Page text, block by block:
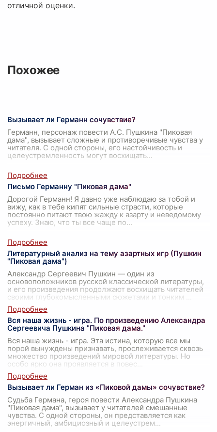
отличной оценки.
Похожее
Вызывает ли Германн сочувствие?
Германн, персонаж повести А.С. Пушкина "Пиковая
дама", вызывает сложные и противоречивые чувства у
читателя. С одной стороны, его настойчивость и
целеустремленность могут восхищать...
Письмо Германну "Пиковая дама"
Дорогой Германн! Я давно уже наблюдаю за тобой и
вижу, как в тебе кипят сильные страсти, которые
постоянно питают твою жажду к азарту и неведомому
успеху. Знаю, что ты все чаще по...
Литературный анализ на тему азартных игр (Пушкин
"Пиковая дама")
Александр Сергеевич Пушкин — один из
основоположников русской классической литературы,
и его произведения продолжают восхищать читателей
своими глубокомысленными сюжетами и тонким
Вся наша жизнь - игра. По произведению Александра
Сергеевича Пушкина "Пиковая дама."
Вся наша жизнь - игра. Эта истина, которую все мы
порой вынуждены признавать, прослеживается сквозь
множество произведений мировой литературы. Но
особо ярко она проявляется в повес
Вызывает ли Герман из «Пиковой дамы» сочувствие?
Судьба Германа, героя повести Александра Пушкина
"Пиковая дама", вызывает у читателей смешанные
чувства. С одной стороны, он представляется как
энергичный, амбициозный и целеустрем...